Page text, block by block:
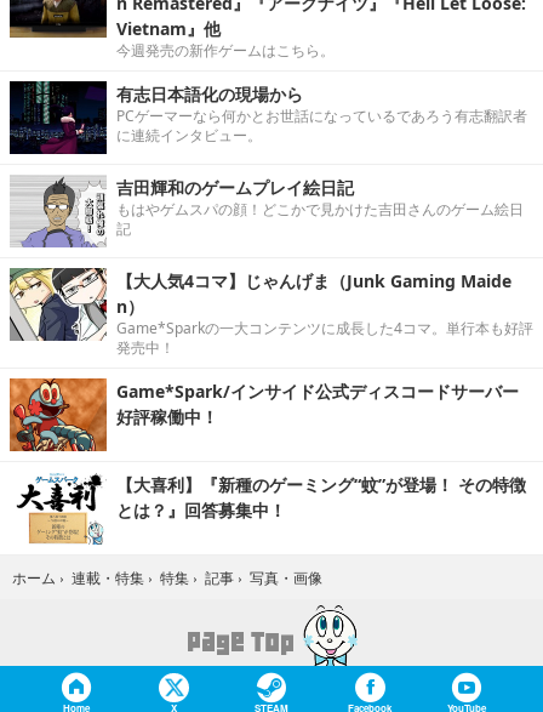
Vietnam』他
今週発売の新作ゲームはこちら。
有志日本語化の現場から
PCゲーマーなら何かとお世話になっているであろう有志翻訳者
に連続インタビュー。
吉田輝和のゲームプレイ絵日記
もはやゲムスパの顔！どこかで見かけた吉田さんのゲーム絵日
記
【大人気4コマ】じゃんげま（Junk Gaming Maide
n）
Game*Sparkの一大コンテンツに成長した4コマ。単行本も好評
発売中！
Game*Spark/インサイド公式ディスコードサーバー
好評稼働中！
【大喜利】『新種のゲーミング“蚊”が登場！ その特徴
とは？』回答募集中！
ホーム › 連載・特集 › 特集 › 記事 › 写真・画像
Home X STEAM Facebook YouTube